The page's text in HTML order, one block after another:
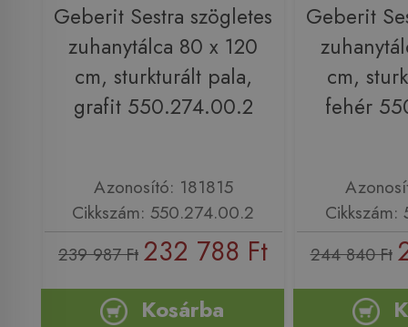
Geberit Sestra szögletes
zuhanytálca 80 x 120
cm, sturkturált pala,
grafit 550.274.00.2
Azonosító: 181815
Cikkszám: 550.274.00.2
239 987 Ft 232 788 Ft
Kosárba
Geberit
cm,
fehér
244 840 Ft